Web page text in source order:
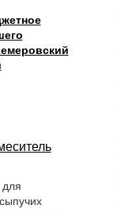
для